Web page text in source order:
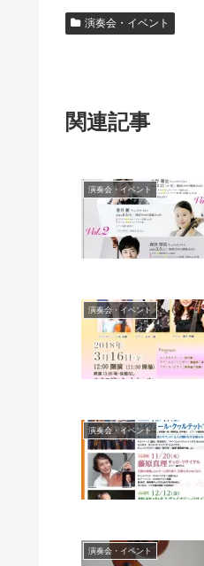
演奏会・イベント
関連記事
演奏会・イベント
演奏会・イベント
演奏会・イベント
演奏会・イベント